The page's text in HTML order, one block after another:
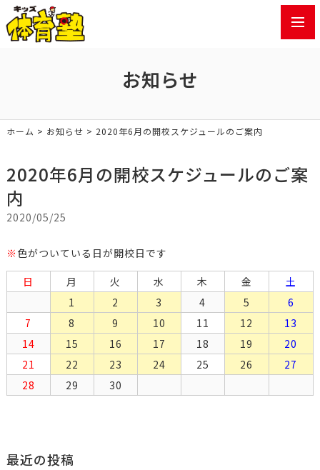
お知らせ
ホーム > お知らせ > 2020年6月の開校スケジュールのご案内
2020年6月の開校スケジュールのご案
内
2020/05/25
※ 色がついている日が開校日です
日
月 火 水 木 金
土
1
2 3 4 5
6
7
8 9 10 11 12
13
14
15 16 17 18 19
20
21
22 23 24 25 26
27
28
29 30
最近の投稿